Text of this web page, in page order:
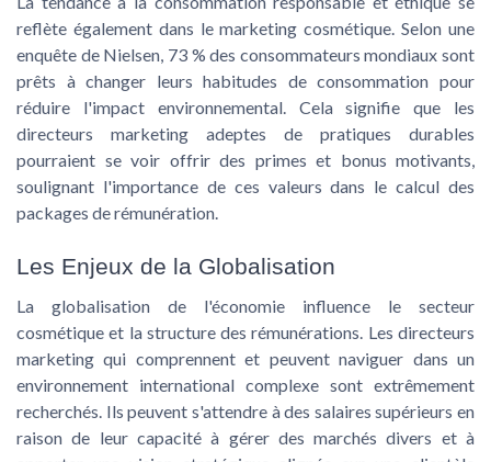
reflète également dans le marketing cosmétique. Selon une
enquête de Nielsen, 73 % des consommateurs mondiaux sont
prêts à changer leurs habitudes de consommation pour
réduire l'impact environnemental. Cela signifie que les
directeurs marketing adeptes de pratiques durables
pourraient se voir offrir des primes et bonus motivants,
soulignant l'importance de ces valeurs dans le calcul des
packages de rémunération.
Les Enjeux de la Globalisation
La globalisation de l'économie influence le secteur
cosmétique et la structure des rémunérations. Les directeurs
marketing qui comprennent et peuvent naviguer dans un
environnement international complexe sont extrêmement
recherchés. Ils peuvent s'attendre à des salaires supérieurs en
raison de leur capacité à gérer des marchés divers et à